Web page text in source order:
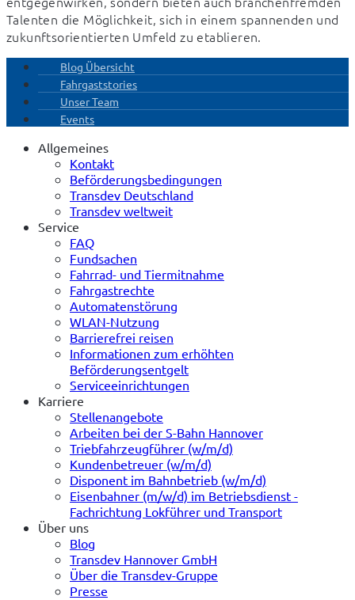
Talenten die Möglichkeit, sich in einem spannenden und
zukunftsorientierten Umfeld zu etablieren.
Blog Übersicht
Fahrgaststories
Unser Team
Events
Allgemeines
Kontakt
Beförderungsbedingungen
Transdev Deutschland
Transdev weltweit
Service
FAQ
Fundsachen
Fahrrad- und Tiermitnahme
Fahrgastrechte
Automatenstörung
WLAN-Nutzung
Barrierefrei reisen
Informationen zum erhöhten
Beförderungsentgelt
Serviceeinrichtungen
Karriere
Stellenangebote
Arbeiten bei der S-Bahn Hannover
Triebfahrzeugführer (w/m/d)
Kundenbetreuer (w/m/d)
Disponent im Bahnbetrieb (w/m/d)
Eisenbahner (m/w/d) im Betriebsdienst -
Fachrichtung Lokführer und Transport
Über uns
Blog
Transdev Hannover GmbH
Über die Transdev-Gruppe
Presse